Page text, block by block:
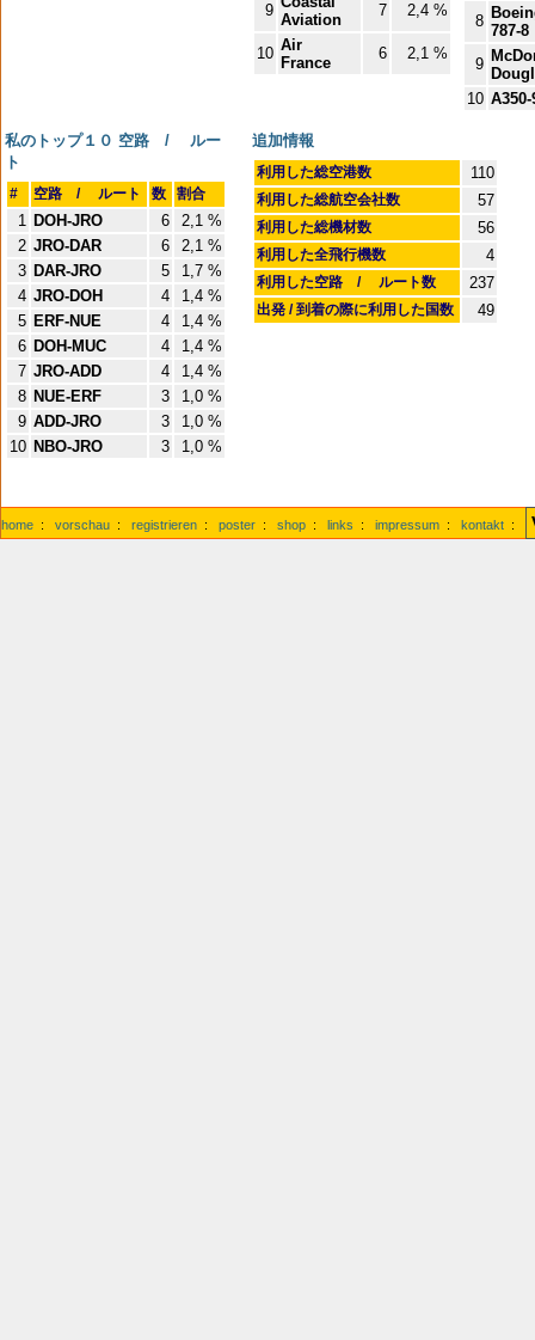
9
Aviation
7 2,4 %
10 Air
France
6 2,1 %
8
787-8
9
10 A350-
私のトップ１０ 空路 / ルー
ト
# 空路 / ルート 数 割合
1 DOH-JRO 6
2,1 %
2 JRO-DAR 6
2,1 %
3 DAR-JRO 5
1,7 %
4 JRO-DOH 4
1,4 %
5 ERF-NUE 4
1,4 %
6 DOH-MUC 4
1,4 %
7 JRO-ADD 4
1,4 %
8 NUE-ERF 3
1,0 %
9 ADD-JRO 3
1,0 %
10 NBO-JRO 3 1,0 %
追加情報
利用した総空港数 110
利用した総航空会社数 57
利用した総機材数 56
利用した全飛行機数 4
利用した空路 / ルート数 237
出発 / 到着の際に利用した国数 49
home : vorschau : registrieren : poster : shop : links : impressum : kontakt :